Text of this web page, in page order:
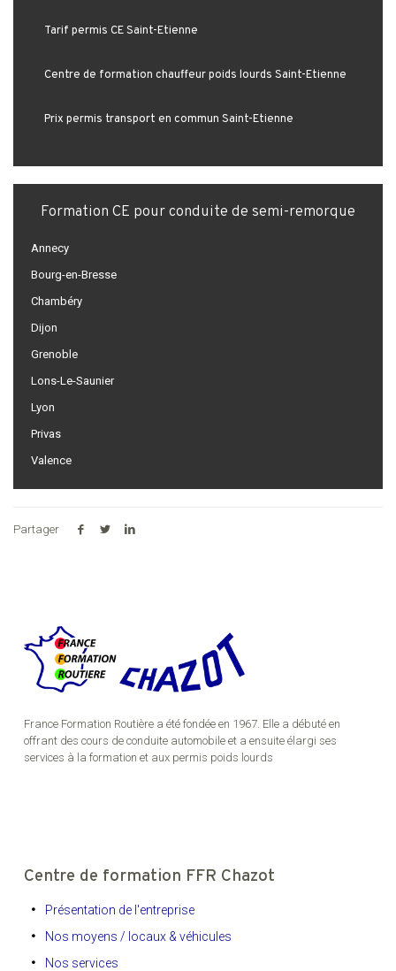
Tarif permis CE Saint-Étienne
Centre de formation chauffeur poids lourds Saint-Étienne
Prix permis transport en commun Saint-Étienne
Formation CE pour conduite de semi-remorque
Annecy
Bourg-en-Bresse
Chambéry
Dijon
Grenoble
Lons-Le-Saunier
Lyon
Privas
Valence
Partager
France Formation Routière a été fondée en 1967. Elle a débuté en
offrant des cours de conduite automobile et a ensuite élargi ses
services à la formation et aux permis poids lourds
Centre de formation FFR Chazot
Présentation de l'entreprise
Nos moyens / locaux & véhicules
Nos services